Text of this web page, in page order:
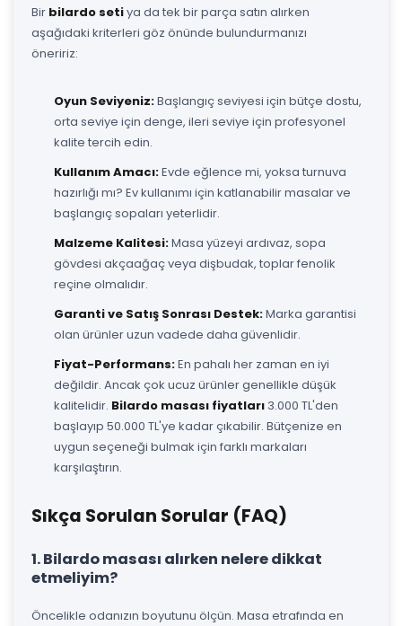
Bir bilardo setiya da tek bir parça satın alırken
aşağıdaki kriterleri göz önünde bulundurmanızı
öneririz:
Oyun Seviyeniz:Başlangıç seviyesi için bütçe dostu,
orta seviye için denge, ileri seviye için profesyonel
kalite tercih edin.
Kullanım Amacı:Evde eğlence mi, yoksa turnuva
hazırlığı mı? Ev kullanımı için katlanabilir masalar ve
başlangıç sopaları yeterlidir.
Malzeme Kalitesi:Masa yüzeyi ardıvaz, sopa
gövdesi akçaağaç veya dişbudak, toplar fenolik
reçine olmalıdır.
Garanti ve Satış Sonrası Destek:Marka garantisi
olan ürünler uzun vadede daha güvenlidir.
Fiyat-Performans:En pahalı her zaman en iyi
değildir. Ancak çok ucuz ürünler genellikle düşük
kalitelidir. Bilardo masası fiyatları 3.000 TL'den
başlayıp 50.000 TL'ye kadar çıkabilir. Bütçenize en
uygun seçeneği bulmak için farklı markaları
karşılaştırın.
Sıkça Sorulan Sorular (FAQ)
1. Bilardo masası alırken nelere dikkat
etmeliyim?
Öncelikle odanızın boyutunu ölçün. Masa etrafında en